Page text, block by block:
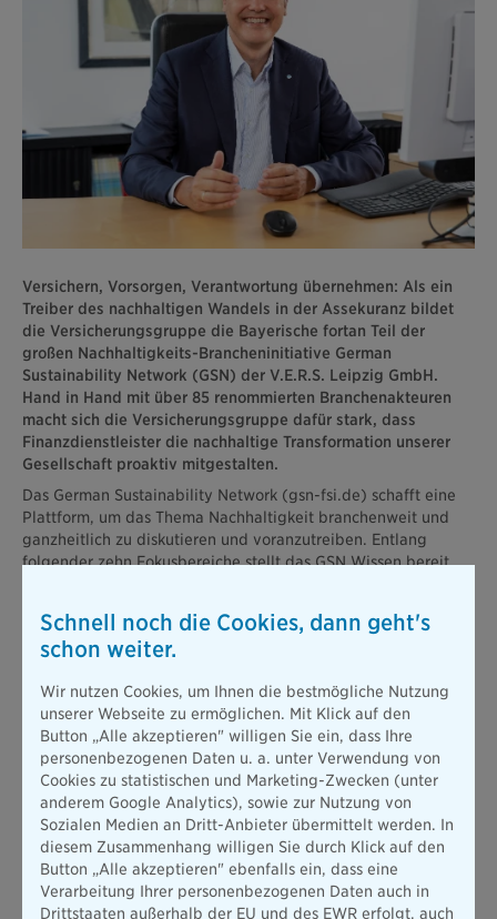
Versichern, Vorsorgen, Verantwortung übernehmen: Als ein
Treiber des nachhaltigen Wandels in der Assekuranz bildet
die Versicherungsgruppe die Bayerische fortan Teil der
großen Nachhaltigkeits-Brancheninitiative German
Sustainability Network (GSN) der V.E.R.S. Leipzig GmbH.
Hand in Hand mit über 85 renommierten Branchenakteuren
macht sich die Versicherungsgruppe dafür stark, dass
Finanzdienstleister die nachhaltige Transformation unserer
Gesellschaft proaktiv mitgestalten.
Das German Sustainability Network (gsn-fsi.de) schafft eine
Plattform, um das Thema Nachhaltigkeit branchenweit und
ganzheitlich zu diskutieren und voranzutreiben. Entlang
folgender zehn Fokusbereiche stellt das GSN Wissen bereit,
Leadership, IT, Kapitalanlage, Kommunikation &
Berichterstattung, Produktentwicklung & Underwriting,
Unternehmensinfrastruktur.
„Die Mammutaufgabe Klimaschutz und der Einsatz für eine
offene, sozial inklusive und ethisch verantwortungsbewussten
Gesellschaft führen wir am besten gemeinsam zum Erfolg“,
sagt Dr. Herbert Schneidemann, Vorstandsvorsitzender der
Bayerischen. „Von Mittelständlern, wie uns, über Verbände
und Hochschulen bis hin zu globalen Big Playern der Branche
bildet das GSN ein Netzwerk, das verschiedenste
Perspektiven miteinander verbindet. In dieser Vielfalt
erkennen wir eine große Chance. Wir freuen uns darauf,
Schnell noch die Cookies, dann geht's
schon weiter.
Wir nutzen Cookies, um Ihnen die bestmögliche Nutzung
unserer Webseite zu ermöglichen. Mit Klick auf den
Button „Alle akzeptieren" willigen Sie ein, dass Ihre
personenbezogenen Daten u. a. unter Verwendung von
Cookies zu statistischen und Marketing-Zwecken (unter
anderem Google Analytics), sowie zur Nutzung von
Sozialen Medien an Dritt-Anbieter übermittelt werden. In
diesem Zusammenhang willigen Sie durch Klick auf den
Button „Alle akzeptieren" ebenfalls ein, dass eine
Verarbeitung Ihrer personenbezogenen Daten auch in
Drittstaaten außerhalb der EU und des EWR erfolgt, auch